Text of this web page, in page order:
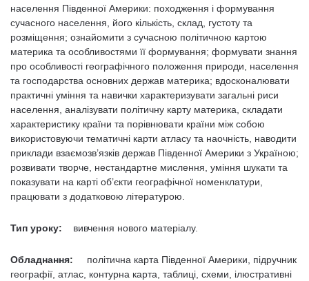
населення Південної Америки: походження і формування
сучасного населення, його кількість, склад, густоту та
розміщення; ознайомити з сучасною політичною картою
материка та особливостями її формування; формувати знання
про особливості географічного положення природи, населення
та господарства основних держав материка; вдосконалювати
практичні уміння та навички характеризувати загальні риси
населення, аналізувати політичну карту материка, складати
характеристику країни та порівнювати країни між собою
використовуючи тематичні карти атласу та наочність, наводити
приклади взаємозв’язків держав Південної Америки з Україною;
розвивати творче, нестандартне мислення, уміння шукати та
показувати на карті об’єкти географічної номенклатури,
працювати з додатковою літературою.
Тип уроку: вивчення нового матеріалу.
Обладнання: політична карта Південної Америки, підручник
географії, атлас, контурна карта, таблиці, схеми, ілюстративні